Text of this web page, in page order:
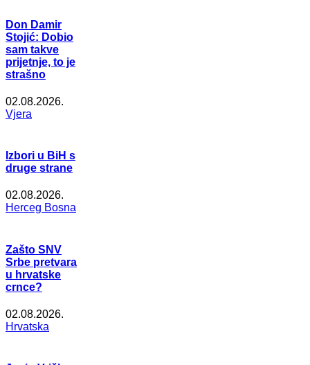
Don Damir
Stojić: Dobio
sam takve
prijetnje, to je
strašno
02.08.2026.
Vjera
Izbori u BiH s
druge strane
02.08.2026.
Herceg Bosna
Zašto SNV
Srbe pretvara
u hrvatske
crnce?
02.08.2026.
Hrvatska